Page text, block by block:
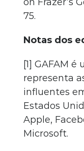
75.
Notas dos
[1] GAFAM
representa
influentes
Estados
Apple,
Microsoft.